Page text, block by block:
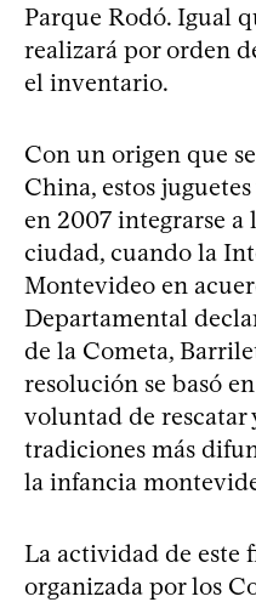
Parque Rodó. Igual
realizará por orden
el inventario.
Con un origen que
China, estos
en 2007 integrarse
ciudad, cuando la
Montevideo en
Departamental
de la Cometa,
resolución se basó
voluntad de
tradiciones más
la infancia
La actividad de este
organizada por los